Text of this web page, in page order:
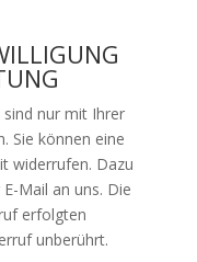
nur mit Ihrer
Sie können eine
widerrufen. Dazu
Mail an uns. Die
erfolgten
unberührt.